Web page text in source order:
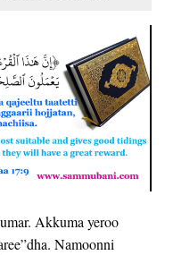
Akkuma yeroo
Namoonni